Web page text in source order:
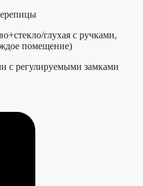
глухая с ручками,
помещение)
с регулируемыми замками